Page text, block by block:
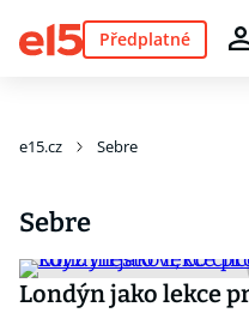
Předplatné
e15.cz Sebre
Sebre
Londýn jako lekce